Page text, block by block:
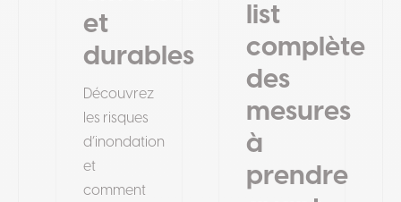
et
durables
Découvrez
les risques
d’inondation
et
comment
list
complète
des
mesures
à
prendre